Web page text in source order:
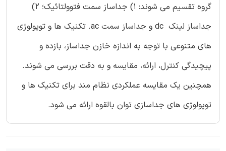
گروه تقسیم می شوند: 1) جداساز سمت فتوولتائیک؛ 2)
جداساز لینک dc و جداساز سمت ac. تکنیک ها و توپولوژی
های متنوعی با توجه به اندازه خازن جداساز، بازده و
پیچیدگی کنترل، ارائه، مقایسه و به دقت بررسی می شوند.
همچنین یک مقایسه عملکردی نظام مند برای تکنیک ها و
توپولوژی های جداسازی توان بالقوه ارائه می شود.